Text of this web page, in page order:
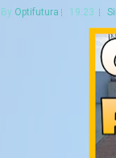
By Optifutura 19:23